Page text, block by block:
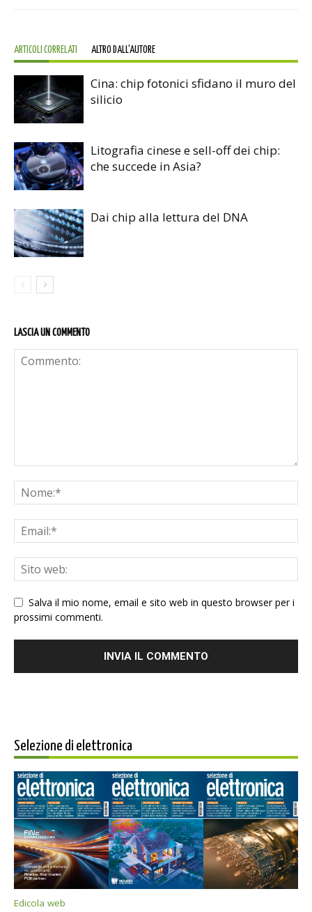
ARTICOLI CORRELATI ALTRO DALL'AUTORE
Cina: chip fotonici sfidano il muro del
silicio
Litografia cinese e sell-off dei chip:
che succede in Asia?
Dai chip alla lettura del DNA
LASCIA UN COMMENTO
Salva il mio nome, email e sito web in questo browser per i
prossimi commenti.
Selezione di elettronica
Edicola web